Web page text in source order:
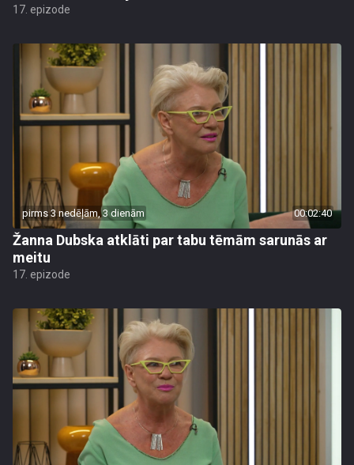
17. epizode
pirms 3 nedēļām, 3 dienām 00:02:40
Žanna Dubska atklāti par tabu tēmām sarunās ar
meitu
17. epizode